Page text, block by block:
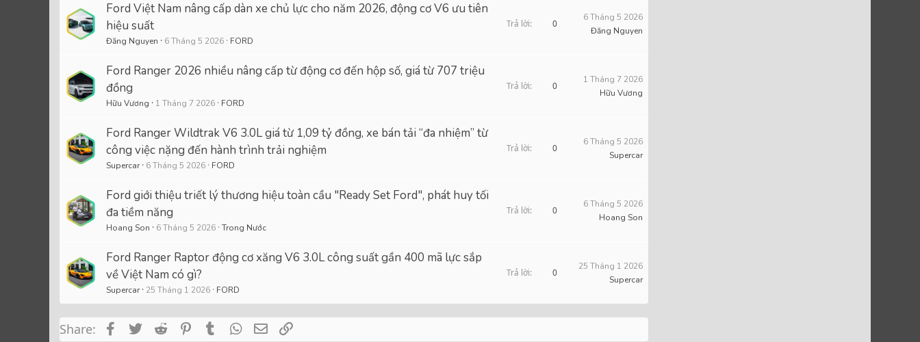
Ford Việt Nam nâng cấp dàn xe chủ lực cho năm 2026, động cơ V6 ưu tiên
hiệu suất
Đăng Nguyen 6 Tháng 5 2026 FORD
Trả lời 0
6 Tháng 5 2026
Đăng Nguyen
Ford Ranger 2026 nhiều nâng cấp từ động cơ đến hộp số, giá từ 707 triệu
đồng
Hữu Vương 1 Tháng 7 2026 FORD
Trả lời 0
1 Tháng 7 2026
Hữu Vương
Ford Ranger Wildtrak V6 3.0L giá từ 1,09 tỷ đồng, xe bán tải “đa nhiệm” từ
công việc nặng đến hành trình trải nghiệm
Supercar 6 Tháng 5 2026 FORD
Trả lời 0
6 Tháng 5 2026
Supercar
Ford giới thiệu triết lý thương hiệu toàn cầu "Ready Set Ford", phát huy tối
đa tiềm năng
Hoang Son 6 Tháng 5 2026 Trong Nước
Trả lời 0
6 Tháng 5 2026
Hoang Son
Ford Ranger Raptor động cơ xăng V6 3.0L công suất gần 400 mã lực sắp
về Việt Nam có gì?
Supercar 25 Tháng 1 2026 FORD
Trả lời 0
25 Tháng 1 2026
Supercar
Share: FacebookTwitterReddit PinterestTumblrWhatsApp
Email